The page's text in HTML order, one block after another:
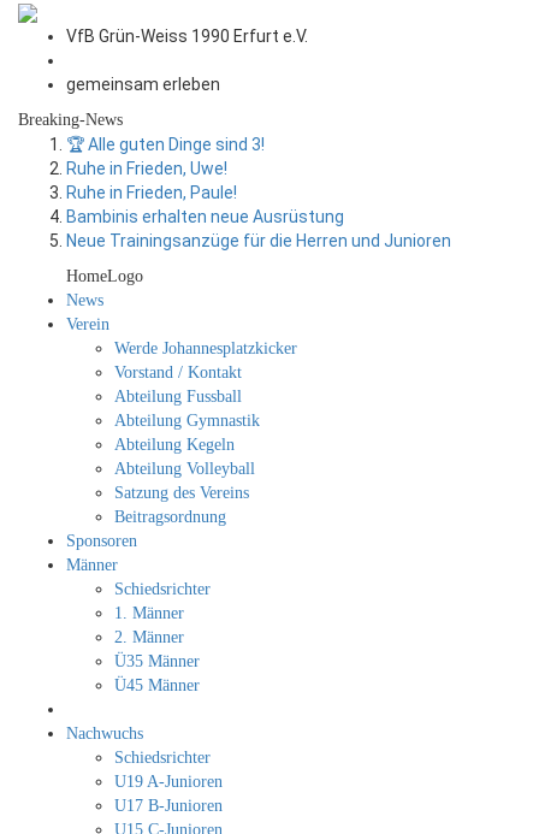
VfB Grün-Weiss 1990 Erfurt e.V.
gemeinsam erleben
Breaking-News
🏆 Alle guten Dinge sind 3!
Ruhe in Frieden, Uwe!
Ruhe in Frieden, Paule!
Bambinis erhalten neue Ausrüstung
Neue Trainingsanzüge für die Herren und Junioren
HomeLogo
News
Verein
Werde Johannesplatzkicker
Vorstand / Kontakt
Abteilung Fussball
Abteilung Gymnastik
Abteilung Kegeln
Abteilung Volleyball
Satzung des Vereins
Beitragsordnung
Sponsoren
Männer
Schiedsrichter
1. Männer
2. Männer
Ü35 Männer
Ü45 Männer
Nachwuchs
Schiedsrichter
U19 A-Junioren
U17 B-Junioren
U15 C-Junioren